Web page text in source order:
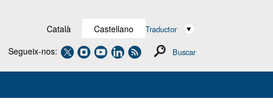
Català Castellano Traductor
Segueix-nos: Buscar